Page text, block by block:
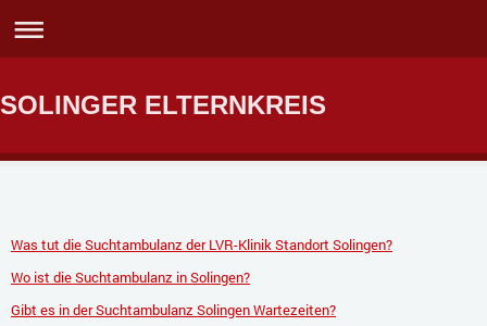
SOLINGER ELTERNKREIS
Was tut die Suchtambulanz der LVR-Klinik Standort Solingen?
Wo ist die Suchtambulanz in Solingen?
Gibt es in der Suchtambulanz Solingen Wartezeiten?